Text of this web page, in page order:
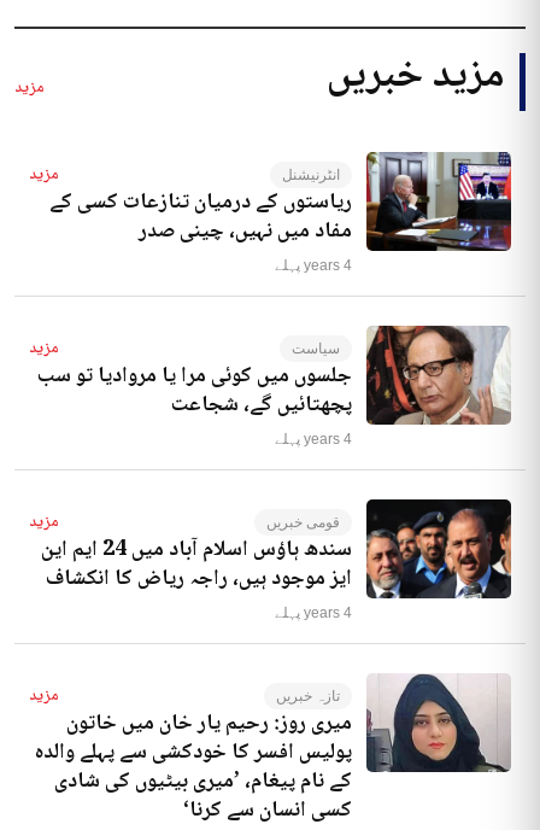
مزید خبریں مزید
انٹرنیشنل مزید
ریاستوں کے درمیان تنازعات کسی کے
مفاد میں نہیں، چینی صدر
4 years پہلے
سیاست مزید
جلسوں میں کوئی مرا یا مروادیا تو سب
پچھتائیں گے، شجاعت
4 years پہلے
قومی خبریں مزید
سندھ ہاؤس اسلام آباد میں 24 ایم این
ایز موجود ہیں، راجہ ریاض کا انکشاف
4 years پہلے
تازہ خبریں مزید
میری روز: رحیم یار خان میں خاتون
پولیس افسر کا خودکشی سے پہلے والدہ
کے نام پیغام، ’میری بیٹیوں کی شادی
کسی انسان سے کرنا‘